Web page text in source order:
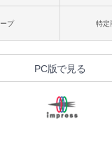
プ 特定
PC版で見る